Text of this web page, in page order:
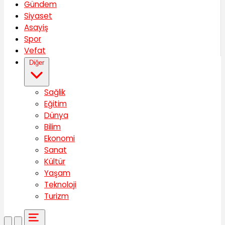
Gündem
Siyaset
Asayiş
Spor
Vefat
Diğer
Sağlik
Eğitim
Dünya
Bilim
Ekonomi
Sanat
Kültür
Yaşam
Teknoloji
Turizm